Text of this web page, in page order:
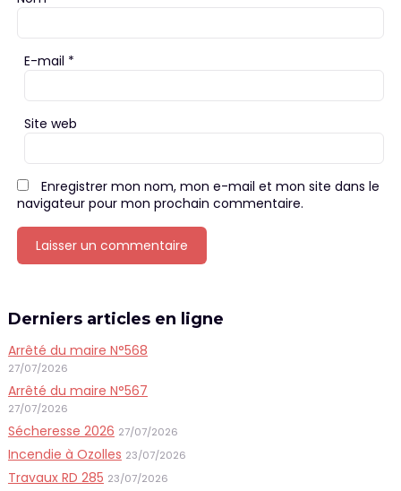
E-mail *
Site web
Enregistrer mon nom, mon e-mail et mon site dans le
navigateur pour mon prochain commentaire.
Derniers articles en ligne
Arrêté du maire N°568
27/07/2026
Arrêté du maire N°567
27/07/2026
Sécheresse 2026 27/07/2026
Incendie à Ozolles 23/07/2026
Travaux RD 285 23/07/2026